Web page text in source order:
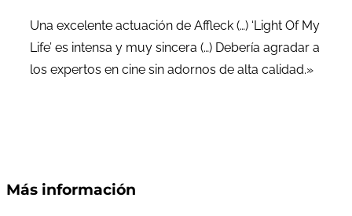
Una excelente actuación de Affleck (…) ‘Light Of My
Life’ es intensa y muy sincera (…) Debería agradar a
los expertos en cine sin adornos de alta calidad.»
Más información